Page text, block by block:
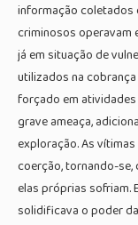
informação coletados
criminosos operavam
já em situação de
utilizados na
forçado em
grave ameaça,
exploração. As
coerção, tornando-
elas próprias sofriam.
solidificava o poder